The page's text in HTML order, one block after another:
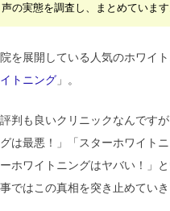
声の実態を調査し、まとめています
を展開している人気のホワイ
トニング 」。
判も良いクリニックなんです
は最悪！」「スターホワイト
ホワイトニングはヤバい！」
ではこの真相を突き止めていき